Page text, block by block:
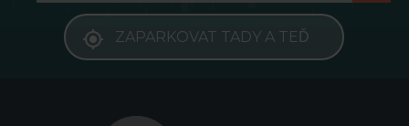
Dobrý den! Rádi bychom vás opet videli. Prihlaste se,
abyste získali slevy až do výše 70%
FAQs
ZAPARKOVAT TADY A TEĎ